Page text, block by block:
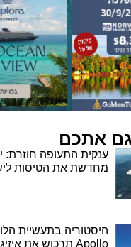
אתכם
ענקית התעופה חוזרת:
מחדשת את הטיסות
היסטוריה בתעשיית